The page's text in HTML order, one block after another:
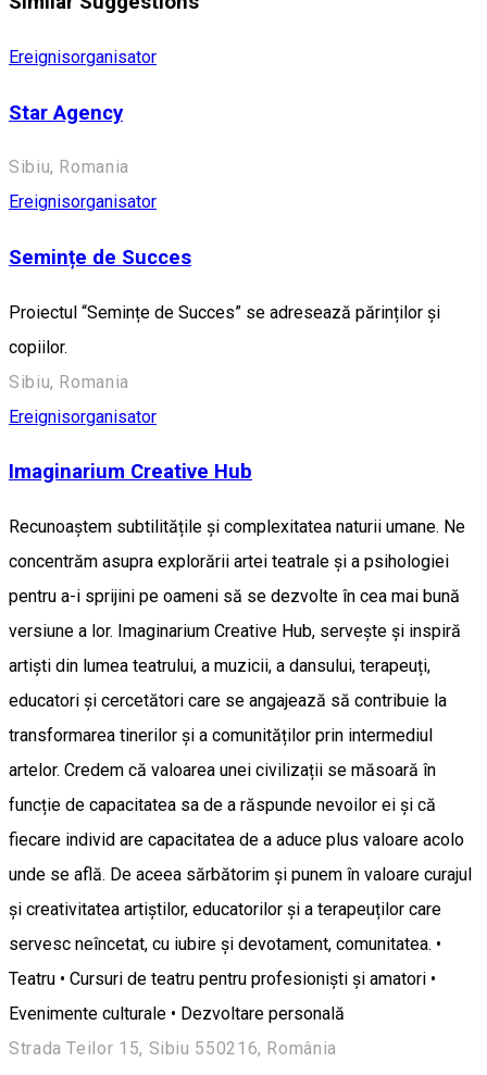
Ereignisorganisator
Star Agency
Sibiu, Romania
Ereignisorganisator
Semințe de Succes
Proiectul “Semințe de Succes” se adresează părinților și
copiilor.
Sibiu, Romania
Ereignisorganisator
Imaginarium Creative Hub
Recunoaștem subtilitățile și complexitatea naturii umane. Ne
concentrăm asupra explorării artei teatrale și a psihologiei
pentru a-i sprijini pe oameni să se dezvolte în cea mai bună
versiune a lor. Imaginarium Creative Hub, servește și inspiră
artiști din lumea teatrului, a muzicii, a dansului, terapeuți,
educatori și cercetători care se angajează să contribuie la
transformarea tinerilor și a comunităților prin intermediul
artelor. Credem că valoarea unei civilizații se măsoară în
funcție de capacitatea sa de a răspunde nevoilor ei și că
fiecare individ are capacitatea de a aduce plus valoare acolo
unde se află. De aceea sărbătorim și punem în valoare curajul
și creativitatea artiștilor, educatorilor și a terapeuților care
servesc neîncetat, cu iubire și devotament, comunitatea. •
Teatru • Cursuri de teatru pentru profesioniști și amatori •
Evenimente culturale • Dezvoltare personală
Strada Teilor 15, Sibiu 550216, România